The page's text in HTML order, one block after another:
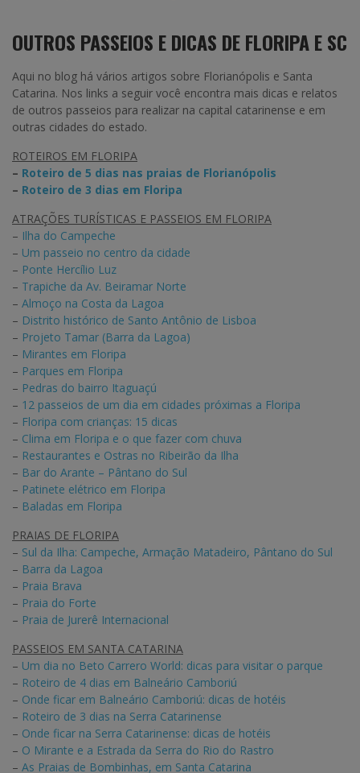
OUTROS PASSEIOS E DICAS DE FLORIPA E SC
Aqui no blog há vários artigos sobre Florianópolis e Santa
Catarina. Nos links a seguir você encontra mais dicas e relatos
de outros passeios para realizar na capital catarinense e em
outras cidades do estado.
ROTEIROS EM FLORIPA
– Roteiro de 5 dias nas praias de Florianópolis
– Roteiro de 3 dias em Floripa
ATRAÇÕES TURÍSTICAS E PASSEIOS EM FLORIPA
– Ilha do Campeche
– Um passeio no centro da cidade
– Ponte Hercílio Luz
– Trapiche da Av. Beiramar Norte
– Almoço na Costa da Lagoa
– Distrito histórico de Santo Antônio de Lisboa
– Projeto Tamar (Barra da Lagoa)
– Mirantes em Floripa
– Parques em Floripa
– Pedras do bairro Itaguaçú
– 12 passeios de um dia em cidades próximas a Floripa
– Floripa com crianças: 15 dicas
– Clima em Floripa e o que fazer com chuva
– Restaurantes e Ostras no Ribeirão da Ilha
– Bar do Arante – Pântano do Sul
– Patinete elétrico em Floripa
– Baladas em Floripa
PRAIAS DE FLORIPA
– Sul da Ilha: Campeche, Armação Matadeiro, Pântano do Sul
– Barra da Lagoa
– Praia Brava
– Praia do Forte
– Praia de Jurerê Internacional
PASSEIOS EM SANTA CATARINA
– Um dia no Beto Carrero World: dicas para visitar o parque
– Roteiro de 4 dias em Balneário Camboriú
– Onde ficar em Balneário Camboriú: dicas de hotéis
– Roteiro de 3 dias na Serra Catarinense
– Onde ficar na Serra Catarinense: dicas de hotéis
– O Mirante e a Estrada da Serra do Rio do Rastro
– As Praias de Bombinhas, em Santa Catarina